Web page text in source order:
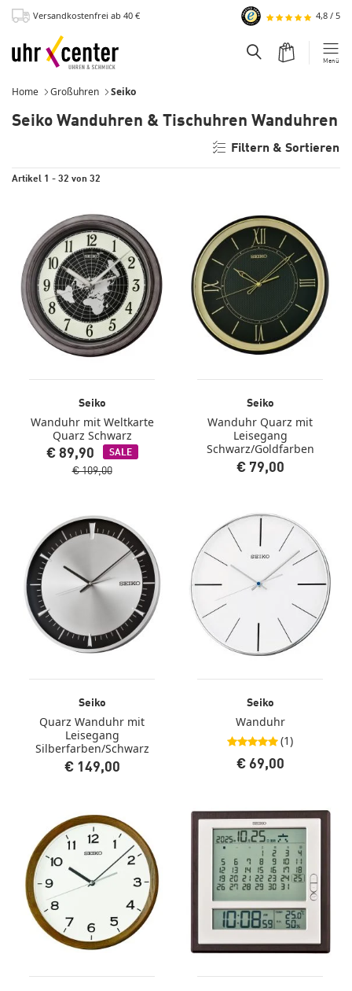
Hauptinhalt
Versandkostenfrei ab 40 € 4,8 / 5
Menü
Warenkorb
Suchfeld
Home Großuhren Seiko
Seiko Wanduhren & Tischuhren Wanduhren
Filtern & Sortieren
Artikel 1 - 32 von 32
Seiko
Wanduhr mit Weltkarte
Quarz Schwarz
€ 89,90 SALE
€ 109,00
Seiko
Wanduhr Quarz mit
Leisegang
Schwarz/Goldfarben
€ 79,00
Seiko
Quarz Wanduhr mit
Leisegang
Silberfarben/Schwarz
€ 149,00
Seiko
Wanduhr
5,0 von 5 Sternen
(1)
€ 69,00